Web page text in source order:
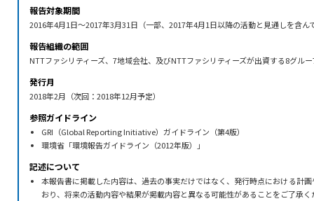
報告対象期間
2016年4月1日～2017年3月31日（一部、2017年4月1日以降の活動と見通しを含ん
報告組織の範囲
NTTファシリティーズ、7地域会社、及びNTTファシリティーズが出資する8グル
発行月
2018年2月（次回：2018年12月予定）
参照ガイドライン
GRI（Global Reporting Initiative）ガイドライン（第4版）
環境省「環境報告ガイドライン（2012年版）」
記述について
本報告書に掲載した内容は、過去の事実だけではなく、発行時点における計
おり、将来の活動内容や結果が掲載内容と異なる可能性があることをご了承く